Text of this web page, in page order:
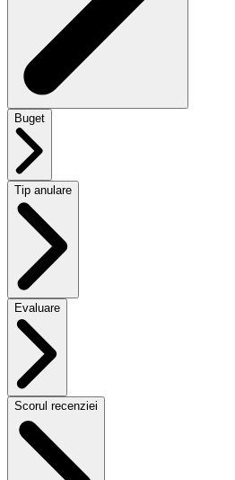
Buget
Tip anulare
Evaluare
Scorul recenziei